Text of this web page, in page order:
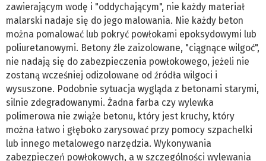
zawierającym wodę i "oddychającym", nie każdy materiał
malarski nadaje się do jego malowania. Nie każdy beton
można pomalować lub pokryć powłokami epoksydowymi lub
poliuretanowymi. Betony źle zaizolowane, "ciągnące wilgoć",
nie nadają się do zabezpieczenia powłokowego, jeżeli nie
zostaną wcześniej odizolowane od źródła wilgoci i
wysuszone. Podobnie sytuacja wygląda z betonami starymi,
silnie zdegradowanymi. Żadna farba czy wylewka
polimerowa nie zwiąże betonu, który jest kruchy, który
można łatwo i głęboko zarysować przy pomocy szpachelki
lub innego metalowego narzędzia. Wykonywania
zabezpieczeń powłokowych, a w szczególności wylewania